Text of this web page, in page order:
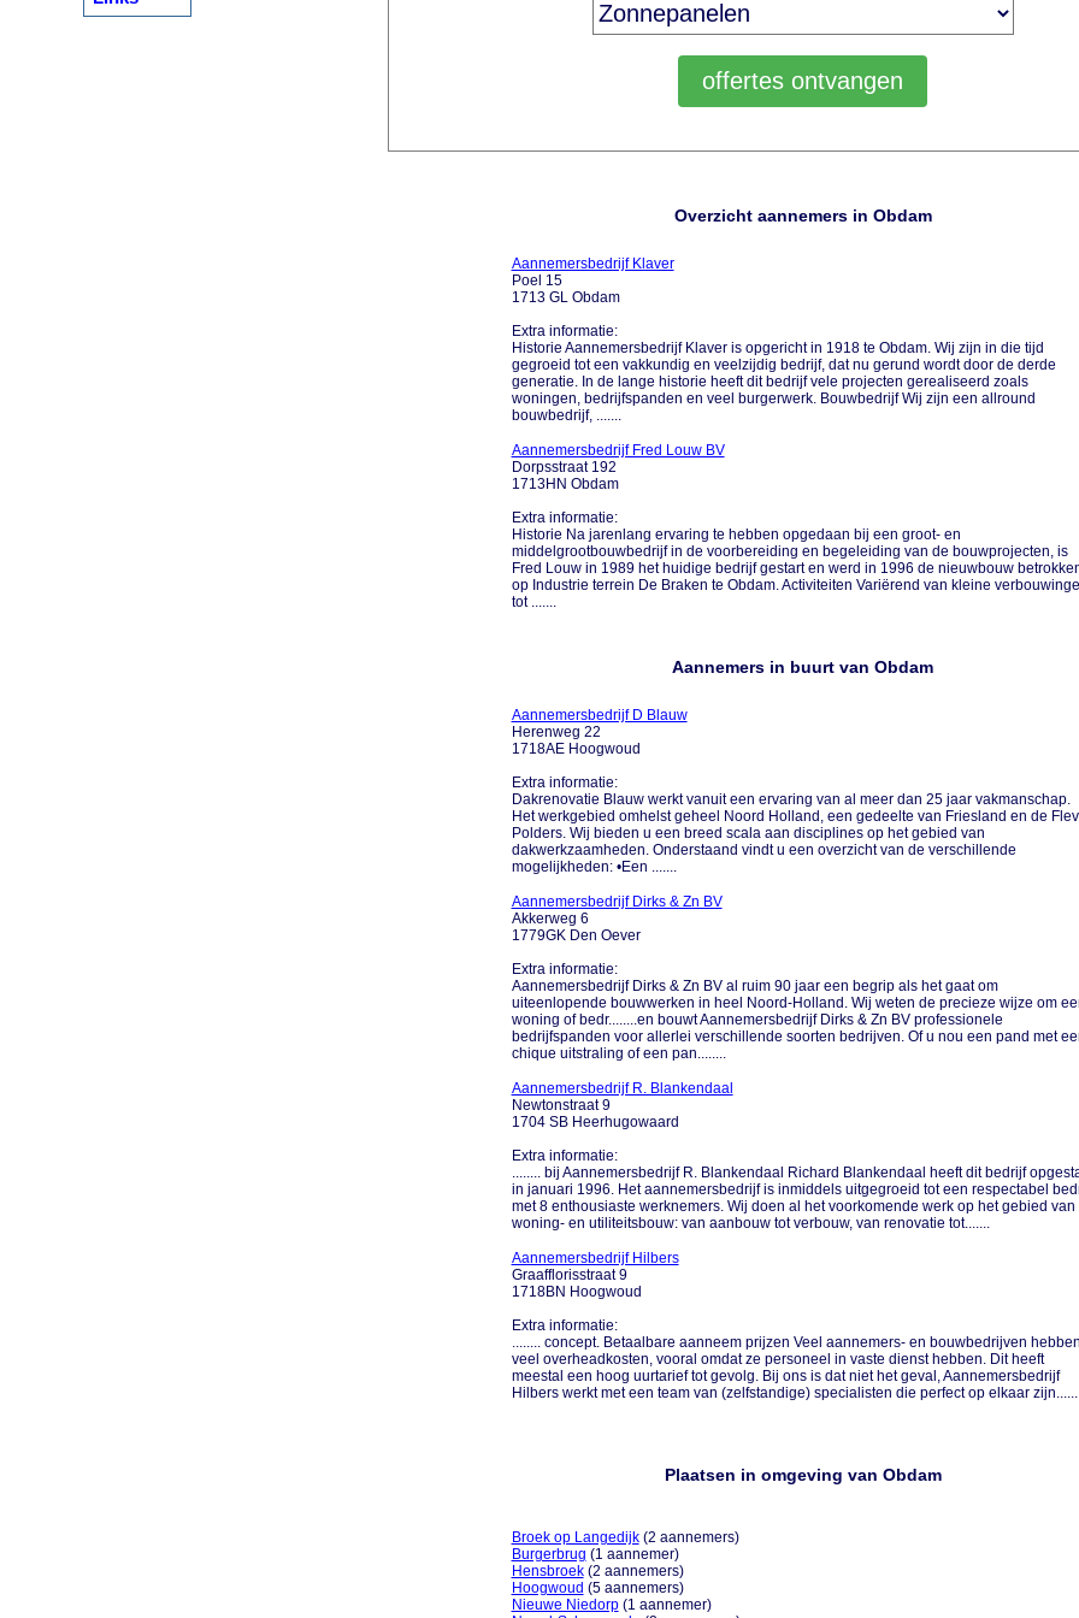
Overzicht aannemers in Obdam
Aannemersbedrijf Klaver
Poel 15
1713 GL Obdam
Extra informatie:
Historie Aannemersbedrijf Klaver is opgericht in 1918 te Obdam. Wij zijn in die tijd
gegroeid tot een vakkundig en veelzijdig bedrijf, dat nu gerund wordt door de derde
generatie. In de lange historie heeft dit bedrijf vele projecten gerealiseerd zoals
woningen, bedrijfspanden en veel burgerwerk. Bouwbedrijf Wij zijn een allround
bouwbedrijf, .......
Aannemersbedrijf Fred Louw BV
Dorpsstraat 192
1713HN Obdam
Extra informatie:
Historie Na jarenlang ervaring te hebben opgedaan bij een groot- en
middelgrootbouwbedrijf in de voorbereiding en begeleiding van de bouwprojecten, is
Fred Louw in 1989 het huidige bedrijf gestart en werd in 1996 de nieuwbouw
op Industrie terrein De Braken te Obdam. Activiteiten Variërend van kleine
tot .......
Aannemers in buurt van Obdam
Aannemersbedrijf D Blauw
Herenweg 22
1718AE Hoogwoud
Extra informatie:
Dakrenovatie Blauw werkt vanuit een ervaring van al meer dan 25 jaar vakmanschap.
Het werkgebied omhelst geheel Noord Holland, een gedeelte van Friesland en de
Polders. Wij bieden u een breed scala aan disciplines op het gebied van
dakwerkzaamheden. Onderstaand vindt u een overzicht van de verschillende
mogelijkheden: •Een .......
Aannemersbedrijf Dirks & Zn BV
Akkerweg 6
1779GK Den Oever
Extra informatie:
Aannemersbedrijf Dirks & Zn BV al ruim 90 jaar een begrip als het gaat om
uiteenlopende bouwwerken in heel Noord-Holland. Wij weten de precieze wijze om
woning of bedr........en bouwt Aannemersbedrijf Dirks & Zn BV professionele
bedrijfspanden voor allerlei verschillende soorten bedrijven. Of u nou een pand met
chique uitstraling of een pan........
Aannemersbedrijf R. Blankendaal
Newtonstraat 9
1704 SB Heerhugowaard
Extra informatie:
........ bij Aannemersbedrijf R. Blankendaal Richard Blankendaal heeft dit bedrijf
in januari 1996. Het aannemersbedrijf is inmiddels uitgegroeid tot een respectabel
met 8 enthousiaste werknemers. Wij doen al het voorkomende werk op het gebied van
woning- en utiliteitsbouw: van aanbouw tot verbouw, van renovatie tot.......
Aannemersbedrijf Hilbers
Graafflorisstraat 9
1718BN Hoogwoud
Extra informatie:
........ concept. Betaalbare aanneem prijzen Veel aannemers- en bouwbedrijven hebben
veel overheadkosten, vooral omdat ze personeel in vaste dienst hebben. Dit heeft
meestal een hoog uurtarief tot gevolg. Bij ons is dat niet het geval, Aannemersbedrijf
Hilbers werkt met een team van (zelfstandige) specialisten die perfect op elkaar
Plaatsen in omgeving van Obdam
Broek op Langedijk(2 aannemers)
Burgerbrug (1 aannemer)
Hensbroek(2 aannemers)
Hoogwoud (5 aannemers)
Nieuwe Niedorp(1 aannemer)